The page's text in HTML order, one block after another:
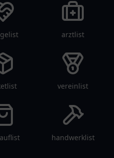
arztlist
vereinlist
handwerklist